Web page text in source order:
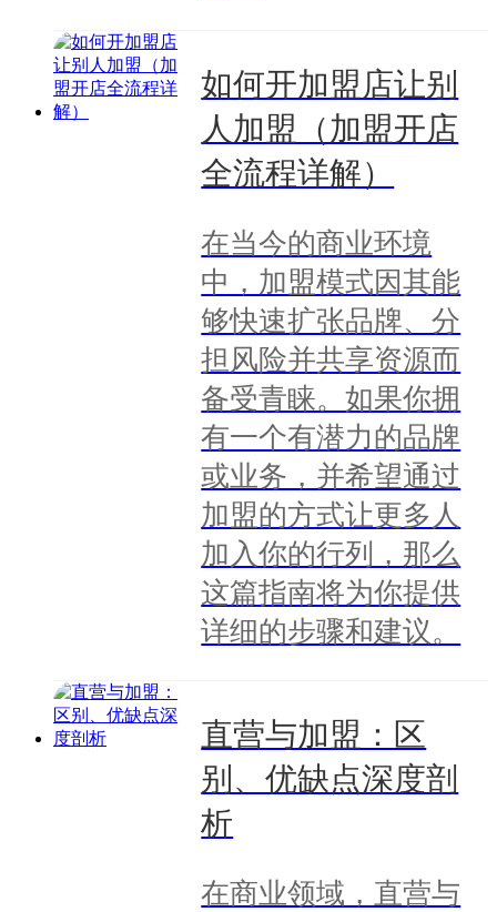
如何开加盟店让别
人加盟（加盟开店
全流程详解）
在当今的商业环境
中，加盟模式因其能
够快速扩张品牌、分
担风险并共享资源而
备受青睐。如果你拥
有一个有潜力的品牌
或业务，并希望通过
加盟的方式让更多人
加入你的行列，那么
这篇指南将为你提供
详细的步骤和建议。
直营与加盟：区
别、优缺点深度剖
析
在商业领域，直营与